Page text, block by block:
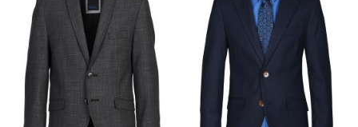
Aan
verlanglijst
toevoegen
Aan
verlanglijst
toevoegen